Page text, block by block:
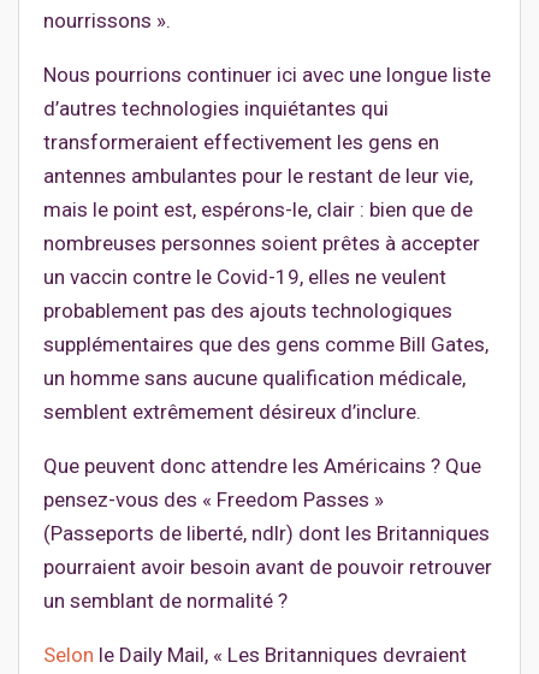
nourrissons ».
Nous pourrions continuer ici avec une longue liste
d’autres technologies inquiétantes qui
transformeraient effectivement les gens en
antennes ambulantes pour le restant de leur vie,
mais le point est, espérons-le, clair : bien que de
nombreuses personnes soient prêtes à accepter
un vaccin contre le Covid-19, elles ne veulent
probablement pas des ajouts technologiques
supplémentaires que des gens comme Bill Gates,
un homme sans aucune qualification médicale,
semblent extrêmement désireux d’inclure.
Que peuvent donc attendre les Américains ? Que
pensez-vous des « Freedom Passes »
(Passeports de liberté, ndlr) dont les Britanniques
pourraient avoir besoin avant de pouvoir retrouver
un semblant de normalité ?
Selon le Daily Mail, « Les Britanniques devraient